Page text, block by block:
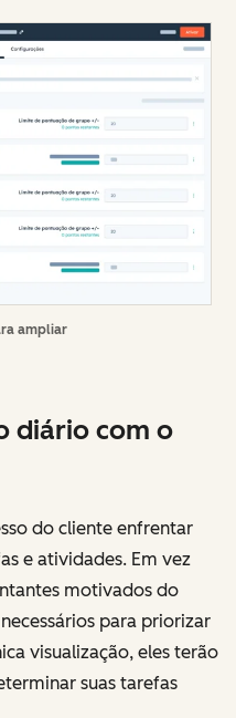
ampliar
diário com o
do cliente enfrentar
e atividades. Em vez
motivados do
para priorizar
visualização, eles terão
suas tarefas